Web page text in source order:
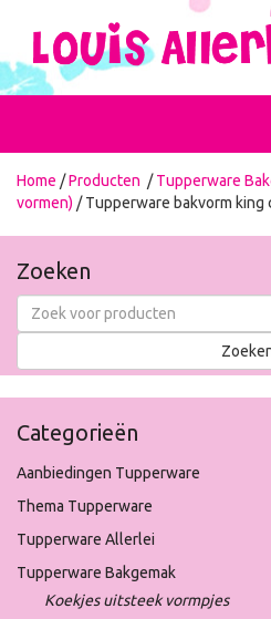
Home /Producten /Tupperware
vormen) / Tupperware bakvorm king
Zoeken
Categorieën
Aanbiedingen Tupperware
Thema Tupperware
Tupperware Allerlei
Tupperware Bakgemak
Koekjes uitsteek vormpjes